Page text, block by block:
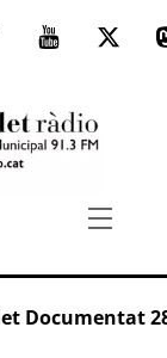
You
Twitter
Menu
Documentat